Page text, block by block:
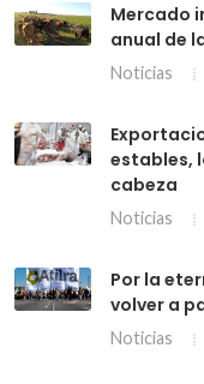
Mercado
anual de
Noticias
estables,
cabeza
Noticias
Por la
volver a
Noticias